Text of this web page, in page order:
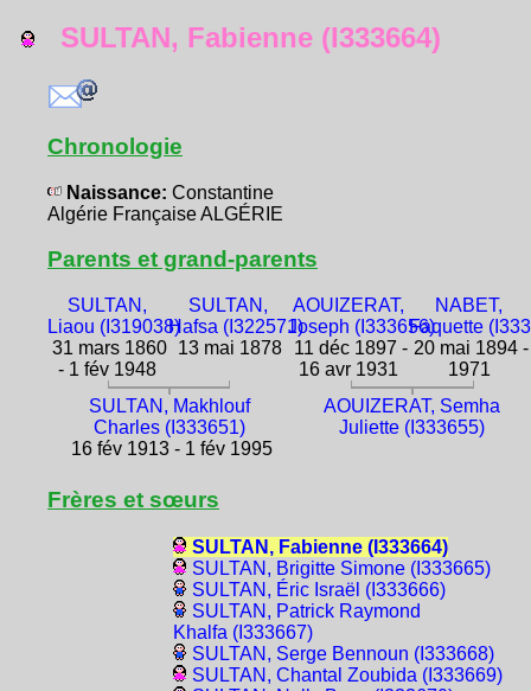
SULTAN, Fabienne (I333664)
Chronologie
Naissance: Constantine
Algérie Française ALGÉRIE
Parents et grand-parents
SULTAN,
Liaou (I319038)
31 mars 1860
- 1 fév 1948
SULTAN,
Hafsa (I322571)
13 mai 1878
AOUIZERAT,
Joseph (I333656)
11 déc 1897 -
16 avr 1931
NABET,
Faquette
20 mai 1894 -
1971
SULTAN, Makhlouf
Charles (I333651)
16 fév 1913 - 1 fév 1995
AOUIZERAT, Semha
Juliette (I333655)
Frères et sœurs
SULTAN, Fabienne (I333664)
SULTAN, Brigitte Simone (I333665)
SULTAN, Éric Israël (I333666)
SULTAN, Patrick Raymond
Khalfa (I333667)
SULTAN, Serge Bennoun (I333668)
SULTAN, Chantal Zoubida (I333669)